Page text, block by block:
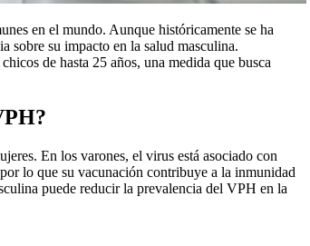
en el mundo. Aunque históricamente se ha
sobre su impacto en la salud masculina.
de hasta 25 años, una medida que busca
En los varones, el virus está asociado con
lo que su vacunación contribuye a la inmunidad
puede reducir la prevalencia del VPH en la